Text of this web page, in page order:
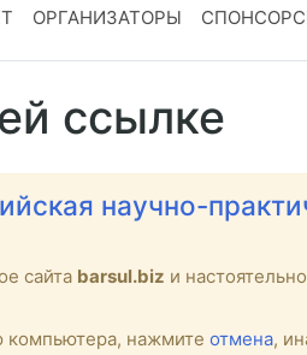
ОРГАНИЗАТОРЫ
ссылке
научно-
сайта barsul.biz и
компьютера, нажмите отмена,